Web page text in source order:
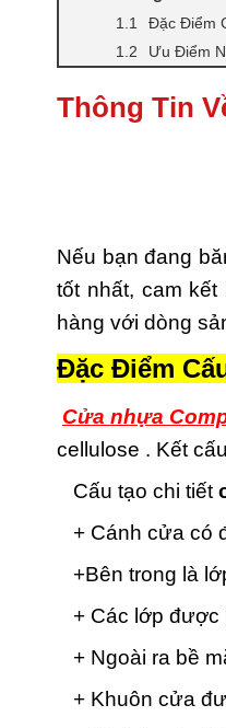
Đặc Điểm
Ưu Điểm
Thông Tin
Nếu bạn đang
tốt nhất, cam
hàng với dòng
Đặc Điểm
Cửa nhựa
cellulose . Kết
Cấu tạo chi tiết
+ Cánh cửa có
+Bên trong là
+ Các lớp được
+ Ngoài ra bề
+ Khuôn cửa